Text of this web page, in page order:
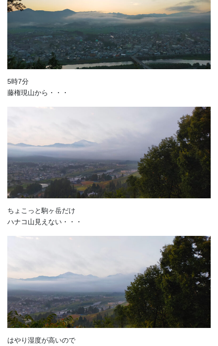
5時7分
藤権現山から・・・
ちょこっと駒ヶ岳だけ
ハナコ山見えない・・・
はやり湿度が高いので